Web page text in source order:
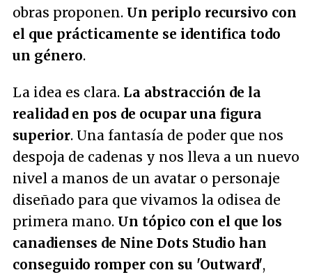
obras proponen. Un periplo recursivo con
el que prácticamente se identifica todo
un género.
La idea es clara. La abstracción de la
realidad en pos de ocupar una figura
superior. Una fantasía de poder que nos
despoja de cadenas y nos lleva a un nuevo
nivel a manos de un avatar o personaje
diseñado para que vivamos la odisea de
primera mano. Un tópico con el que los
canadienses de Nine Dots Studio han
conseguido romper con su 'Outward',